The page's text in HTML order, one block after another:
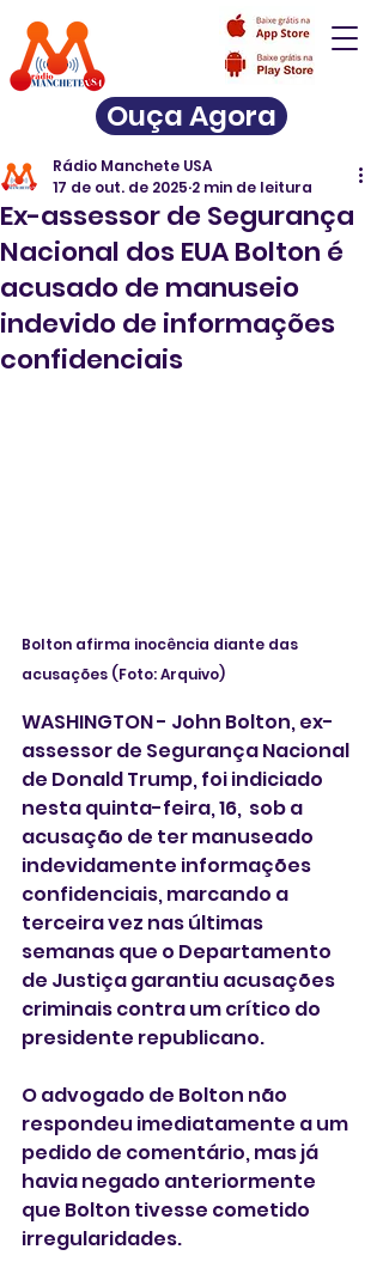
Ouça Agora
Ex-assessor de Segurança
Nacional dos EUA Bolton é
acusado de manuseio
indevido de informações
confidenciais
Rádio Manchete USA
17 de out. de 2025 2 min de leitura
Bolton afirma inocência diante das
acusações (Foto: Arquivo)
WASHINGTON - John Bolton, ex-
assessor de Segurança Nacional
de Donald Trump, foi indiciado
nesta quinta-feira, 16,  sob a
acusação de ter manuseado
indevidamente informações
confidenciais, marcando a
terceira vez nas últimas
semanas que o Departamento
de Justiça garantiu acusações
criminais contra um crítico do
presidente republicano.
O advogado de Bolton não
respondeu imediatamente a um
pedido de comentário, mas já
havia negado anteriormente
que Bolton tivesse cometido
irregularidades.